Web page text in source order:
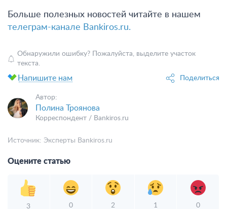
Больше полезных новостей читайте в нашем
телеграм-канале Bankiros.ru.
Обнаружили ошибку? Пожалуйста, выделите участок
текста.
Напишите нам Поделиться
Автор:
Полина Троянова
Корреспондент / Bankiros.ru
Источник: Эксперты Bankiros.ru
Оцените статью
3 0 2 1 0